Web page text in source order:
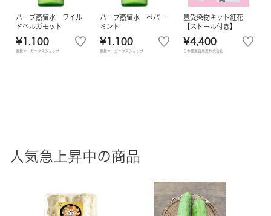
ハーブ蒸留水 ワイル
ドベルガモット
¥1,100
豊受オーガニクスショップ
ハーブ蒸留水 ペパー
ミント
¥1,100
豊受オーガニクスショップ
豊受染物キット紅花
【ストール付き】
¥4,400
日本豊受自然農株式会社
人気急上昇中の商品